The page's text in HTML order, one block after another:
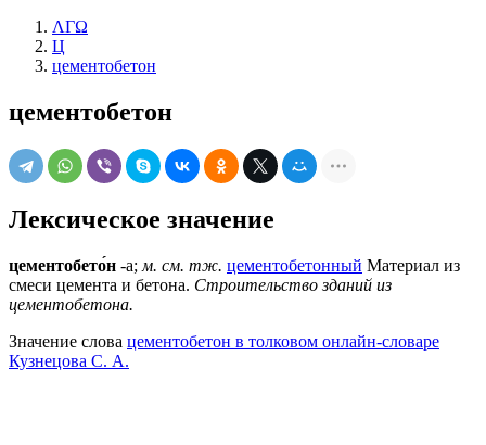
ΛΓΩ
Ц
цементобетон
цементобетон
Лексическое значение
цементобето́н -а; м. см. тж. цементобетонный Материал из
смеси цемента и бетона. Строительство зданий из
цементобетона.
Значение слова цементобетон в толковом онлайн-словаре
Кузнецова С. А.